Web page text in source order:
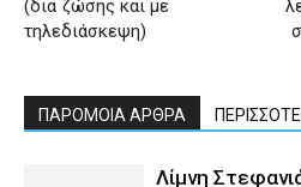
(δια ζώσης και με
τηλεδιάσκεψη)
ΠΑΡΟΜΟΙΑ ΑΡΘΡΑ
Λίμνη